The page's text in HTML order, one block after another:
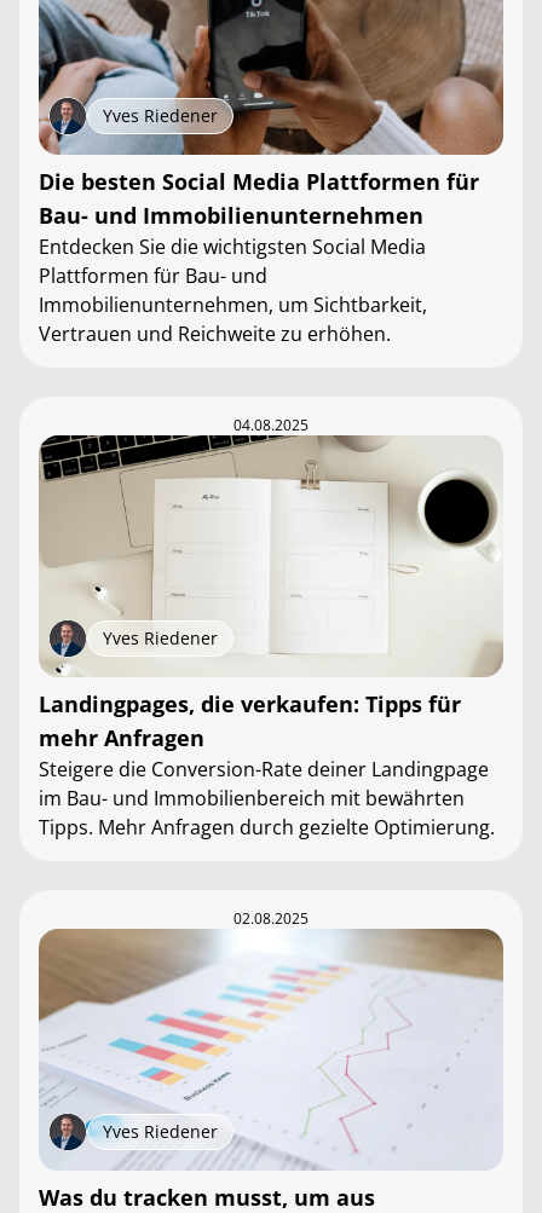
Yves Riedener
Die besten Social Media Plattformen für
Bau- und Immobilienunternehmen
Entdecken Sie die wichtigsten Social Media
Plattformen für Bau- und
Immobilienunternehmen, um Sichtbarkeit,
Vertrauen und Reichweite zu erhöhen.
04.08.2025
Yves Riedener
Landingpages, die verkaufen: Tipps für
mehr Anfragen
Steigere die Conversion-Rate deiner Landingpage
im Bau- und Immobilienbereich mit bewährten
Tipps. Mehr Anfragen durch gezielte Optimierung.
02.08.2025
Yves Riedener
Was du tracken musst, um aus